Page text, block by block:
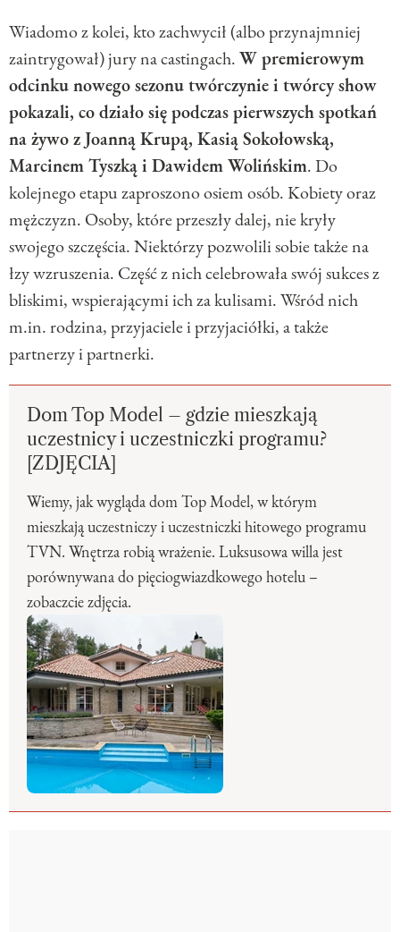
Wiadomo z kolei, kto zachwycił (albo przynajmniej
zaintrygował) jury na castingach.W premierowym
odcinku nowego sezonu twórczynie i twórcy show
pokazali, co działo się podczas pierwszych spotkań
na żywo z Joanną Krupą, Kasią Sokołowską,
Marcinem Tyszką i Dawidem Wolińskim. Do
kolejnego etapu zaproszono osiem osób. Kobiety oraz
mężczyzn. Osoby, które przeszły dalej, nie kryły
swojego szczęścia. Niektórzy pozwolili sobie także na
łzy wzruszenia. Część z nich celebrowała swój sukces z
bliskimi, wspierającymi ich za kulisami. Wśród nich
m.in. rodzina, przyjaciele i przyjaciółki, a także
partnerzy i partnerki.
Dom Top Model – gdzie mieszkają
uczestnicy i uczestniczki programu?
[ZDJĘCIA]
Wiemy, jak wygląda dom Top Model, w którym
mieszkają uczestniczy i uczestniczki hitowego programu
TVN. Wnętrza robią wrażenie. Luksusowa willa jest
porównywana do pięciogwiazdkowego hotelu –
zobaczcie zdjęcia.